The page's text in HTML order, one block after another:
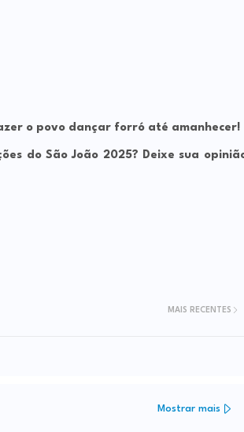
o povo dançar forró até amanhecer!
do São João 2025? Deixe sua
MAIS RECENTES
Mostrar mais